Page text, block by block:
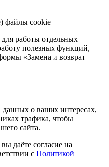
файлы cookie
работы отдельных
полезных функций,
«Замена и возврат
данных о ваших интересах,
трафика, чтобы
сайта.
даёте согласие на
с Политикой